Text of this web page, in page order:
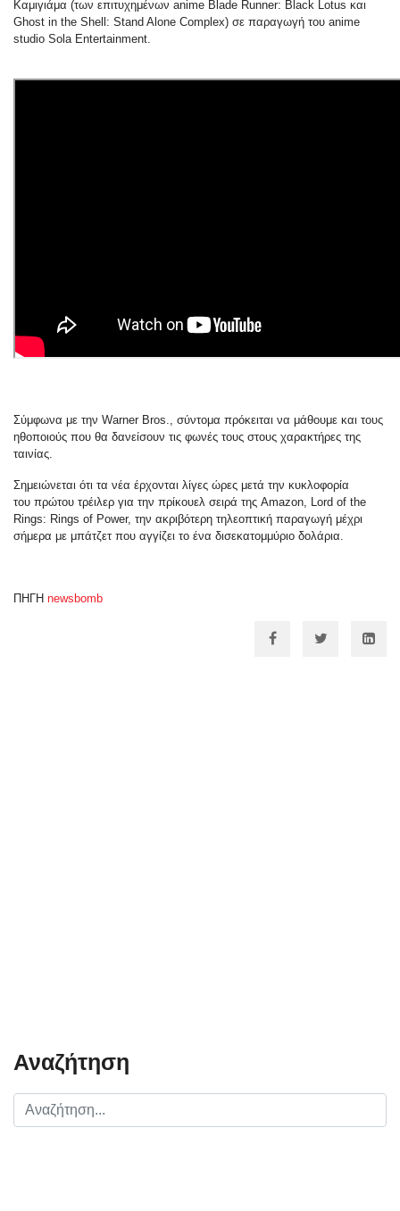
Καμιγιάμα (των επιτυχημένων anime Blade Runner: Black Lotus και
Ghost in the Shell: Stand Alone Complex) σε παραγωγή του anime
studio Sola Entertainment.
Σύμφωνα με την Warner Bros., σύντομα πρόκειται να μάθουμε και τους
ηθοποιούς που θα δανείσουν τις φωνές τους στους χαρακτήρες της
ταινίας.
Σημειώνεται ότι τα νέα έρχονται λίγες ώρες μετά την κυκλοφορία
του πρώτου τρέιλερ για την πρίκουελ σειρά της Amazon, Lord of the
Rings: Rings of Power, την ακριβότερη τηλεοπτική παραγωγή μέχρι
σήμερα με μπάτζετ που αγγίζει το ένα δισεκατομμύριο δολάρια.
ΠΗΓΗ newsbomb
Αναζήτηση